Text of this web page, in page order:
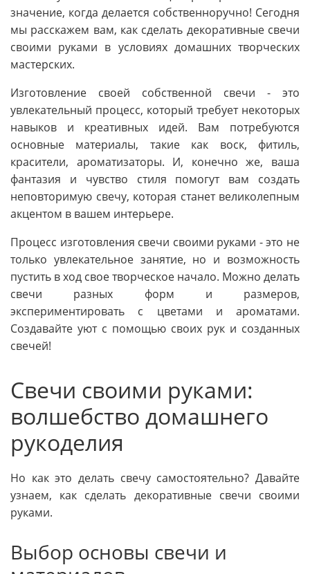
значение, когда делается собственноручно! Сегодня
мы расскажем вам, как сделать декоративные свечи
своими руками в условиях домашних творческих
мастерских.
Изготовление своей собственной свечи - это
увлекательный процесс, который требует некоторых
навыков и креативных идей. Вам потребуются
основные материалы, такие как воск, фитиль,
красители, ароматизаторы. И, конечно же, ваша
фантазия и чувство стиля помогут вам создать
неповторимую свечу, которая станет великолепным
акцентом в вашем интерьере.
Процесс изготовления свечи своими руками - это не
только увлекательное занятие, но и возможность
пустить в ход свое творческое начало. Можно делать
свечи разных форм и размеров,
экспериментировать с цветами и ароматами.
Создавайте уют с помощью своих рук и созданных
свечей!
Свечи своими руками:
волшебство домашнего
рукоделия
Но как это делать свечу самостоятельно? Давайте
узнаем, как сделать декоративные свечи своими
руками.
Выбор основы свечи и